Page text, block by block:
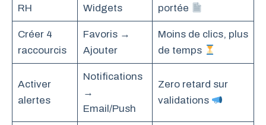
RH
Widgets
portée
Créer 4
raccourcis
Favoris →
Ajouter
Moins de clics, plus
de temps
Activer
alertes
Notifications
→
Email/Push
Zero retard sur
validations